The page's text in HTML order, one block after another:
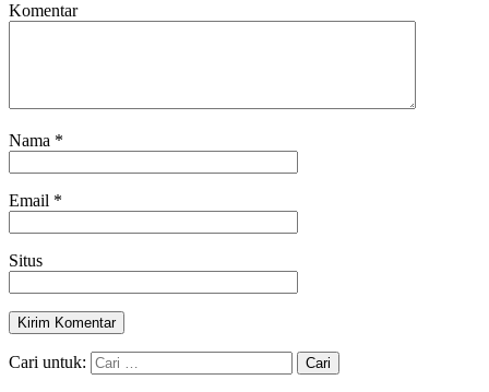
Komentar
Nama *
Email *
Situs
Cari untuk: